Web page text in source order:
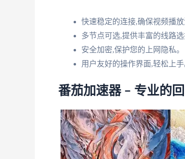
快速稳定的连接,确保视频播放
多节点可选,提供丰富的线路选
安全加密,保护您的上网隐私。
用户友好的操作界面,轻松上手
番茄加速器 – 专业的